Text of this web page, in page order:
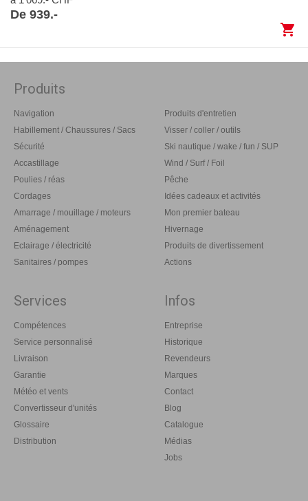
De 939.-
shopping_cart
Produits
Navigation
Habillement / Chaussures / Sacs
Sécurité
Accastillage
Poulies / réas
Cordages
Amarrage / mouillage / moteurs
Aménagement
Eclairage / électricité
Sanitaires / pompes
Produits d'entretien
Visser / coller / outils
Ski nautique / wake / fun / SUP
Wind / Surf / Foil
Pêche
Idées cadeaux et activités
Mon premier bateau
Hivernage
Produits de divertissement
Actions
Services
Compétences
Service personnalisé
Livraison
Garantie
Météo et vents
Convertisseur d'unités
Glossaire
Distribution
Infos
Entreprise
Historique
Revendeurs
Marques
Contact
Blog
Catalogue
Médias
Jobs